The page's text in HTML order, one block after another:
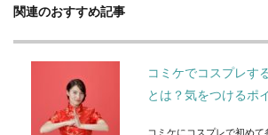
関連のおすすめ記事
コミケでコスプレす
とは？気をつけるポ
コミケにコスプレで初め